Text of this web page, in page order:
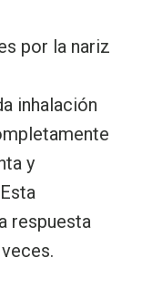
por la nariz
inhalación
y
respuesta